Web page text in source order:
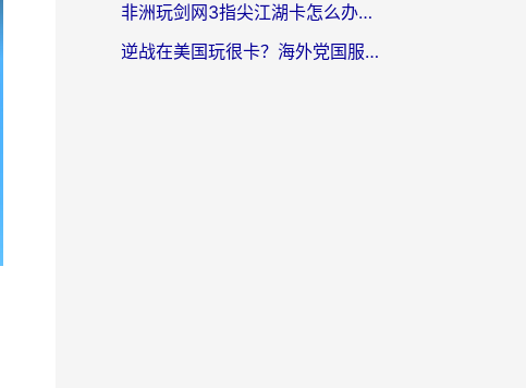
非洲玩剑网3指尖江湖卡怎么办？这份实测有效的国服游戏加速指南请收好
逆战在美国玩很卡？海外党国服游戏加速终极指南（附DNF宝可梦加速技巧）